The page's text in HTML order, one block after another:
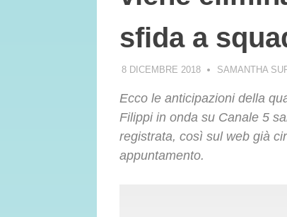
sfida a
8 DICEMBRE 2018 SAMANTHA
Ecco le anticipazioni della
Filippi in onda su Canale 5
registrata, così sul web già
appuntamento.